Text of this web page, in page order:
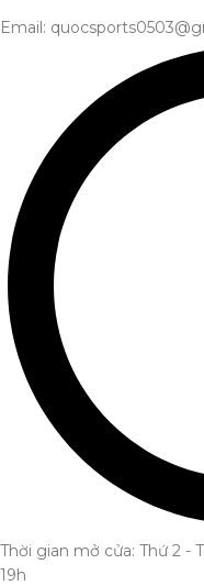
Email:
Thời gian mở cửa: Thứ 2 -
19h